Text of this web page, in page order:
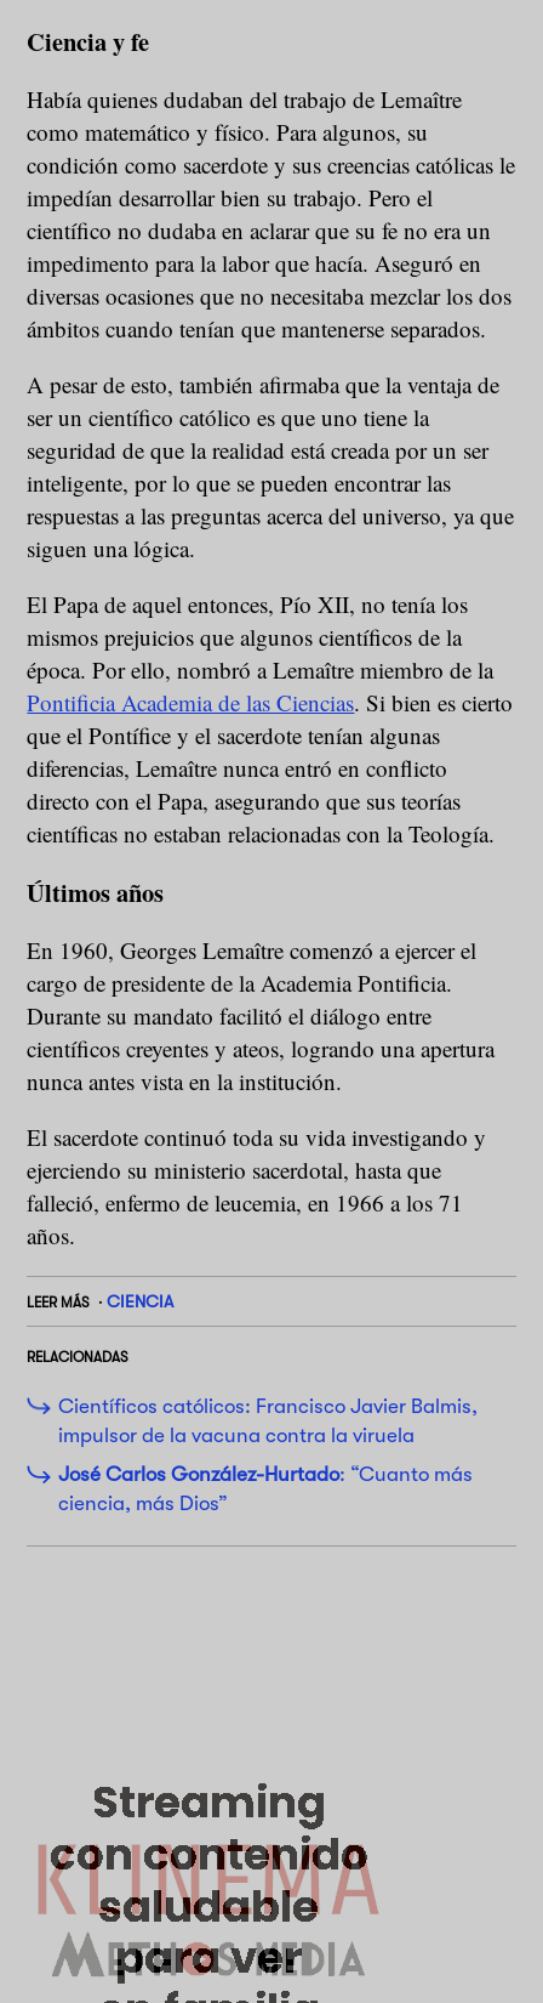
Ciencia y fe
Había quienes dudaban del trabajo de Lemaître
como matemático y físico. Para algunos, su
condición como sacerdote y sus creencias católicas le
impedían desarrollar bien su trabajo. Pero el
científico no dudaba en aclarar que su fe no era un
impedimento para la labor que hacía. Aseguró en
diversas ocasiones que no necesitaba mezclar los dos
ámbitos cuando tenían que mantenerse separados.
A pesar de esto, también afirmaba que la ventaja de
ser un científico católico es que uno tiene la
seguridad de que la realidad está creada por un ser
inteligente, por lo que se pueden encontrar las
respuestas a las preguntas acerca del universo, ya que
siguen una lógica.
El Papa de aquel entonces, Pío XII, no tenía los
mismos prejuicios que algunos científicos de la
época. Por ello, nombró a Lemaître miembro de la
Pontificia Academia de las Ciencias. Si bien es cierto
que el Pontífice y el sacerdote tenían algunas
diferencias, Lemaître nunca entró en conflicto
directo con el Papa, asegurando que sus teorías
científicas no estaban relacionadas con la Teología.
Últimos años
En 1960, Georges Lemaître comenzó a ejercer el
cargo de presidente de la Academia Pontificia.
Durante su mandato facilitó el diálogo entre
científicos creyentes y ateos, logrando una apertura
nunca antes vista en la institución.
El sacerdote continuó toda su vida investigando y
ejerciendo su ministerio sacerdotal, hasta que
falleció, enfermo de leucemia, en 1966 a los 71
años.
LEER MÁS CIENCIA
RELACIONADAS
Científicos católicos: Francisco Javier Balmis,
impulsor de la vacuna contra la viruela
José Carlos González-Hurtado: “Cuanto más
ciencia, más Dios”